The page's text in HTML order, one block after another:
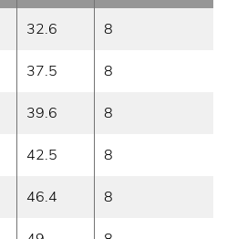
32.6 8
37.5 8
39.6 8
42.5 8
46.4 8